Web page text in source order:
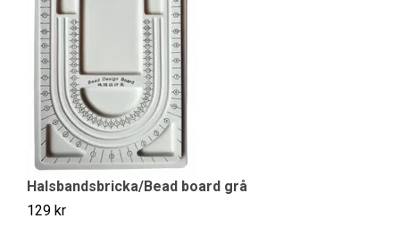
Halsbandsbricka/Bead board grå
129 kr